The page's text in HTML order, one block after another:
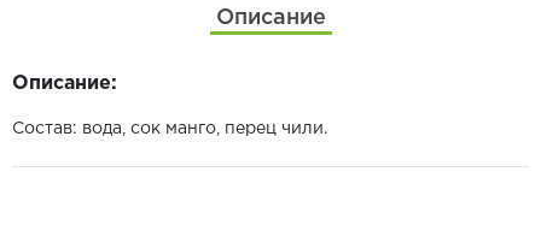
Описание
Описание:
Состав: вода, сок манго, перец чили.